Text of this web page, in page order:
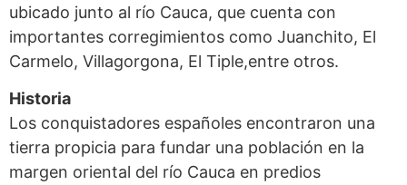
ubicado junto al río Cauca, que cuenta con
importantes corregimientos como Juanchito, El
Carmelo, Villagorgona, El Tiple,entre otros.
Historia
Los conquistadores españoles encontraron una
tierra propicia para fundar una población en la
margen oriental del río Cauca en predios